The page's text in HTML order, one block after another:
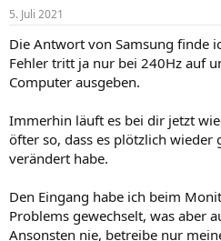
5. Juli 2021
Die Antwort von Samsung finde
Fehler tritt ja nur bei 240Hz auf
Computer ausgeben.
Immerhin läuft es bei dir jetzt
öfter so, dass es plötzlich
verändert habe.
Den Eingang habe ich beim
Problems gewechselt, was aber
Ansonsten nie, betreibe nur